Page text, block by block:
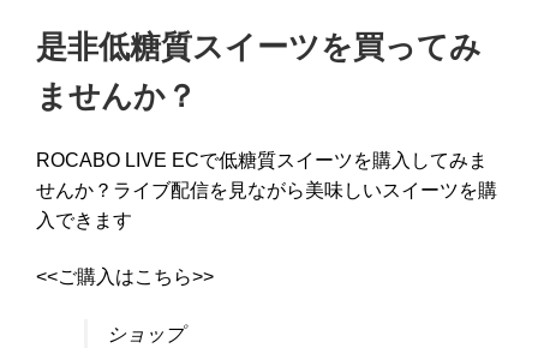
是非低糖質スイーツを買ってみ
ませんか？
ROCABO LIVE ECで低糖質スイーツを購入してみま
せんか？ライブ配信を見ながら美味しいスイーツを購
入できます
<<ご購入はこちら>>
ショップ